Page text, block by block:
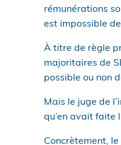
rémunérations
est impossible
À titre de règle
majoritaires de
possible ou non
Mais le juge de
qu’en avait faite
Concrètement,